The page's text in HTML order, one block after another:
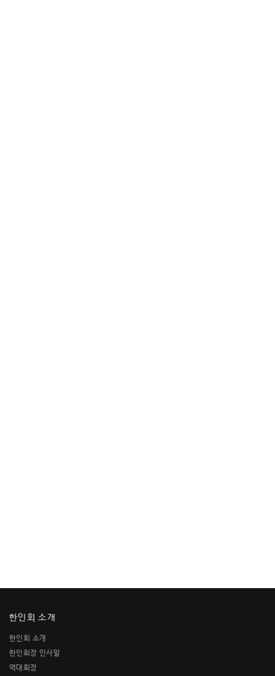
한인회 소개
한인회 소개
한인회장 인사말
역대회장